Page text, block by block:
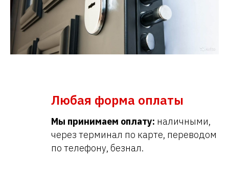
Любая форма оплаты
Мы принимаем оплату: наличными,
через терминал по карте, переводом
по телефону, безнал.